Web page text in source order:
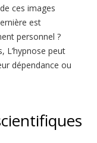
ces images
est
personnel ?
L’hypnose peut
dépendance ou